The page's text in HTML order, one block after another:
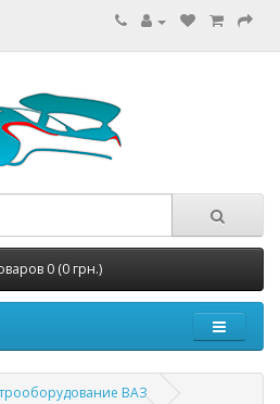
0 (0 грн.)
ВАЗ